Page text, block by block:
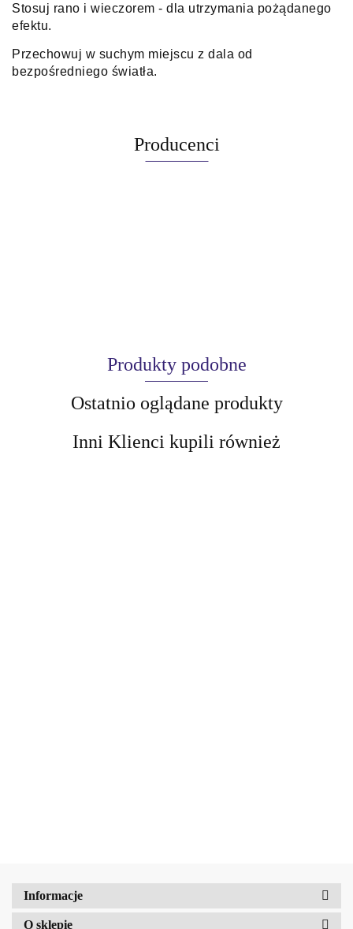
Stosuj rano i wieczorem - dla utrzymania pożądanego
efektu.
Przechowuj w suchym miejscu z dala od
bezpośredniego światła.
Producenci
Produkty podobne
Ostatnio oglądane produkty
Inni Klienci kupili również
Informacje
O sklepie